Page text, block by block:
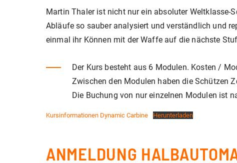
Martin Thaler ist nicht nur ein absoluter Weltklasse-
Abläufe so sauber analysiert und verständlich und
einmal ihr Können mit der Waffe auf die nächste
Der Kurs besteht aus 6 Modulen. Kosten /
Zwischen den Modulen haben die Schützen
Die Buchung von nur einzelnen Modulen ist
Kursinformationen Dynamic Carbine Herunterladen
ANMELDUNG